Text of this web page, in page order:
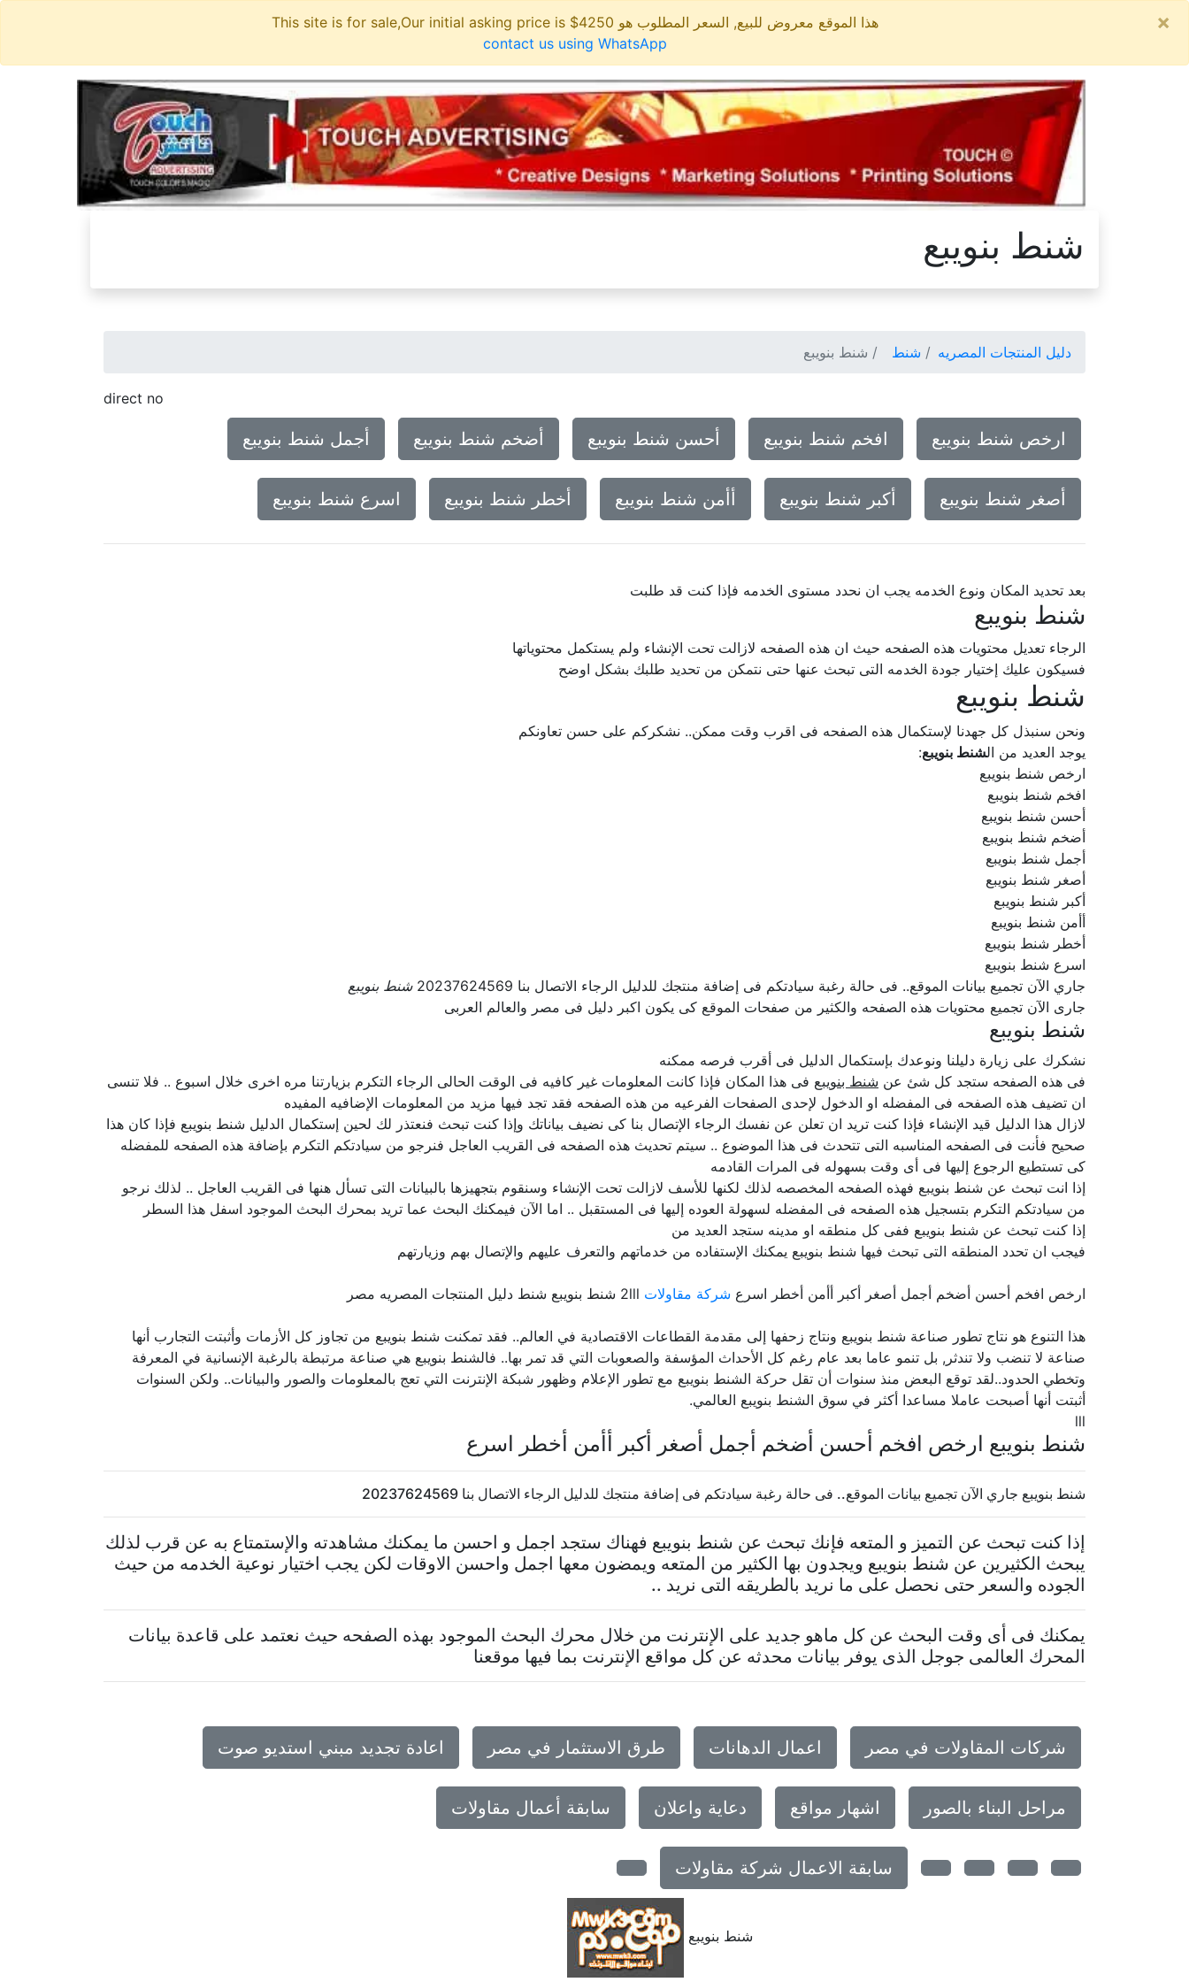
هذا الموقع معروض للبيع, السعر المطلوب هو 4250$ This site is for sale,Our initial asking price is
contact us using WhatsApp
×
شنط بنويبع
دليل المنتجات المصريه شنط شنط بنويبع
direct no
ارخص شنط بنويبع افخم شنط بنويبع أحسن شنط بنويبع أضخم شنط بنويبع أجمل شنط بنويبع
أصغر شنط بنويبع أكبر شنط بنويبع أأمن شنط بنويبع أخطر شنط بنويبع اسرع شنط بنويبع
بعد تحديد المكان ونوع الخدمه يجب ان نحدد مستوى الخدمه فإذا كنت قد طلبت
شنط بنويبع
الرجاء تعديل محتويات هذه الصفحه حيث ان هذه الصفحه لازالت تحت الإنشاء ولم يستكمل محتوياتها
فسيكون عليك إختيار جودة الخدمه التى تبحث عنها حتى نتمكن من تحديد طلبك بشكل اوضح
شنط بنويبع
ونحن سنبذل كل جهدنا لإستكمال هذه الصفحه فى اقرب وقت ممكن.. نشكركم على حسن تعاونكم
يوجد العديد من الشنط بنويبع:
ارخص شنط بنويبع
افخم شنط بنويبع
أحسن شنط بنويبع
أضخم شنط بنويبع
أجمل شنط بنويبع
أصغر شنط بنويبع
أكبر شنط بنويبع
أأمن شنط بنويبع
أخطر شنط بنويبع
اسرع شنط بنويبع
جاري الآن تجميع بيانات الموقع.. فى حالة رغبة سيادتكم فى إضافة منتجك للدليل الرجاء الاتصال بنا 20237624569
شنط بنويبع
جارى الآن تجميع محتويات هذه الصفحه والكثير من صفحات الموقع كى يكون اكبر دليل فى مصر والعالم العربى
شنط بنويبع
نشكرك على زيارة دليلنا ونوعدك بإستكمال الدليل فى أقرب فرصه ممكنه
فى هذه الصفحه ستجد كل شئ عن شنط بنويبع فى هذا المكان فإذا كانت المعلومات غير كافيه فى الوقت الحالى الرجاء التكرم بزيارتنا مره اخرى خلال اسبوع .. فلا تنسى
ان تضيف هذه الصفحه فى المفضله او الدخول لإحدى الصفحات الفرعيه من هذه الصفحه فقد تجد فيها مزيد من المعلومات الإضافيه المفيده
لازال هذا الدليل قيد الإنشاء فإذا كنت تريد ان تعلن عن نفسك الرجاء الإتصال بنا كى نضيف بياناتك وإذا كنت تبحث فنعتذر لك لحين إستكمال الدليل شنط بنويبع فإذا كان هذا
صحيح فأنت فى الصفحه المناسبه التى تتحدث فى هذا الموضوع .. سيتم تحديث هذه الصفحه فى القريب العاجل فنرجو من سيادتكم التكرم بإضافة هذه الصفحه للمفضله
كى تستطيع الرجوع إليها فى أى وقت بسهوله فى المرات القادمه
إذا انت تبحث عن شنط بنويبع فهذه الصفحه المخصصه لذلك لكنها للأسف لازالت تحت الإنشاء وسنقوم بتجهيزها بالبيانات التى تسأل هنها فى القريب العاجل .. لذلك نرجو
من سيادتكم التكرم بتسجيل هذه الصفحه فى المفضله لسهولة العوده إليها فى المستقبل .. اما الآن فيمكنك البحث عما تريد بمحرك البحث الموجود اسفل هذا السطر
إذا كنت تبحث عن شنط بنويبع ففى كل منطقه او مدينه ستجد العديد من
فيجب ان تحدد المنطقه التى تبحث فيها شنط بنويبع يمكنك الإستفاده من خدماتهم والتعرف عليهم والإتصال بهم وزيارتهم
ارخص افخم أحسن أضخم أجمل أصغر أكبر أأمن أخطر اسرع شركة مقاولات
هذا التنوع هو نتاج تطور صناعة شنط بنويبع ونتاج زحفها إلى مقدمة القطاعات الاقتصادية في العالم.. فقد تمكنت شنط بنويبع من تجاوز كل الأزمات وأثبتت التجارب أنها
صناعة لا تنضب ولا تندثر, بل تنمو عاما بعد عام رغم كل الأحداث المؤسفة والصعوبات التي قد تمر بها.. فالشنط بنويبع هي صناعة مرتبطة بالرغبة الإنسانية في المعرفة
وتخطي الحدود..لقد توقع البعض منذ سنوات أن تقل حركة الشنط بنويبع مع تطور الإعلام وظهور شبكة الإنترنت التي تعج بالمعلومات والصور والبيانات.. ولكن السنوات
أثبتت أنها أصبحت عاملا مساعدا أكثر في سوق الشنط بنويبع العالمي.
lll
شنط بنويبع ارخص افخم أحسن أضخم أجمل أصغر أكبر أأمن أخطر اسرع
شنط بنويبع جاري الآن تجميع بيانات الموقع.. فى حالة رغبة سيادتكم فى إضافة منتجك للدليل الرجاء الاتصال بنا 20237624569
إذا كنت تبحث عن التميز و المتعه فإنك تبحث عن شنط بنويبع فهناك ستجد اجمل و احسن ما يمكنك مشاهدته والإستمتاع به عن قرب لذلك
يبحث الكثيرين عن شنط بنويبع ويجدون بها الكثير من المتعه ويمضون معها اجمل واحسن الاوقات لكن يجب اختيار نوعية الخدمه من حيث
الجوده والسعر حتى نحصل على ما نريد بالطريقه التى نريد ..
يمكنك فى أى وقت البحث عن كل ماهو جديد على الإنترنت من خلال محرك البحث الموجود بهذه الصفحه حيث نعتمد على قاعدة بيانات
المحرك العالمى جوجل الذى يوفر بيانات محدثه عن كل مواقع الإنترنت بما فيها موقعنا
شركات المقاولات في مصر اعمال الدهانات طرق الاستثمار في مصر اعادة تجديد مبني استديو صوت
مراحل البناء بالصور اشهار مواقع دعاية واعلان سابقة أعمال مقاولات
سابقة الاعمال شركة مقاولات
شنط بنويبع